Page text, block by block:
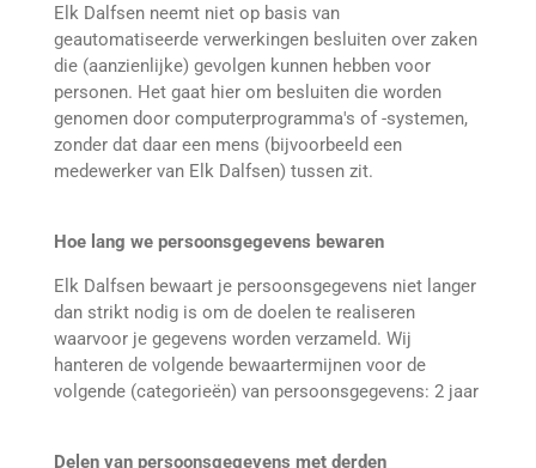
Elk Dalfsen neemt niet op basis van
geautomatiseerde verwerkingen besluiten over zaken
die (aanzienlijke) gevolgen kunnen hebben voor
personen. Het gaat hier om besluiten die worden
genomen door computerprogramma's of -systemen,
zonder dat daar een mens (bijvoorbeeld een
medewerker van Elk Dalfsen) tussen zit.
Hoe lang we persoonsgegevens bewaren
Elk Dalfsen bewaart je persoonsgegevens niet langer
dan strikt nodig is om de doelen te realiseren
waarvoor je gegevens worden verzameld. Wij
hanteren de volgende bewaartermijnen voor de
volgende (categorieën) van persoonsgegevens: 2 jaar
Delen van persoonsgegevens met derden